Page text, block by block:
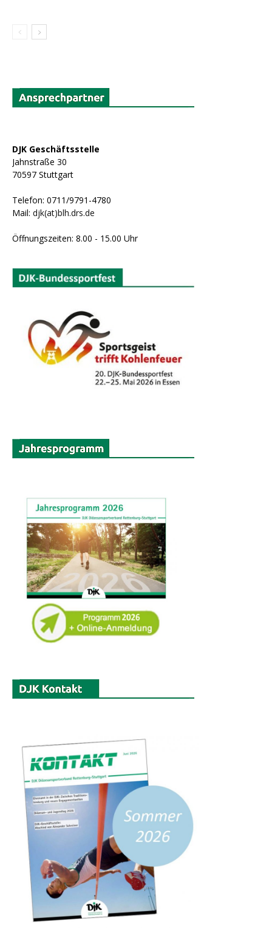
DJK Geschäftsstelle
Jahnstraße 30
70597 Stuttgart
Telefon: 0711/9791-4780
Mail: djk(at)blh.drs.de
Öffnungszeiten: 8.00 - 15.00 Uhr